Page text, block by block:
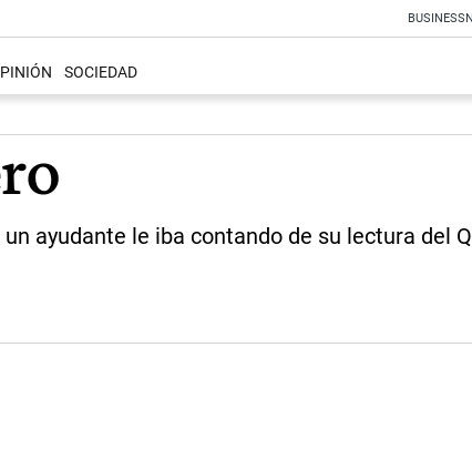
BUSINESS
SOCIEDAD
ayudante le iba contando de su lectura del